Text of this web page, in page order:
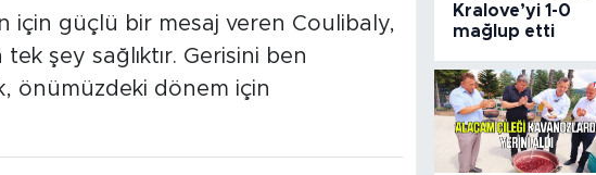
için güçlü bir mesaj veren Coulibaly,
şey sağlıktır. Gerisini ben
önümüzdeki dönem için
Kralove’yi 1-0
mağlup etti